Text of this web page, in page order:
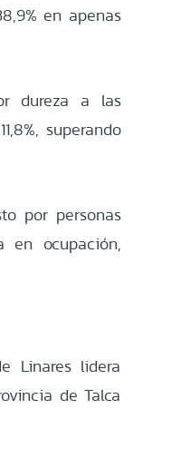
en apenas
dureza a las
superando
por personas
en ocupación,
Linares lidera
de Talca